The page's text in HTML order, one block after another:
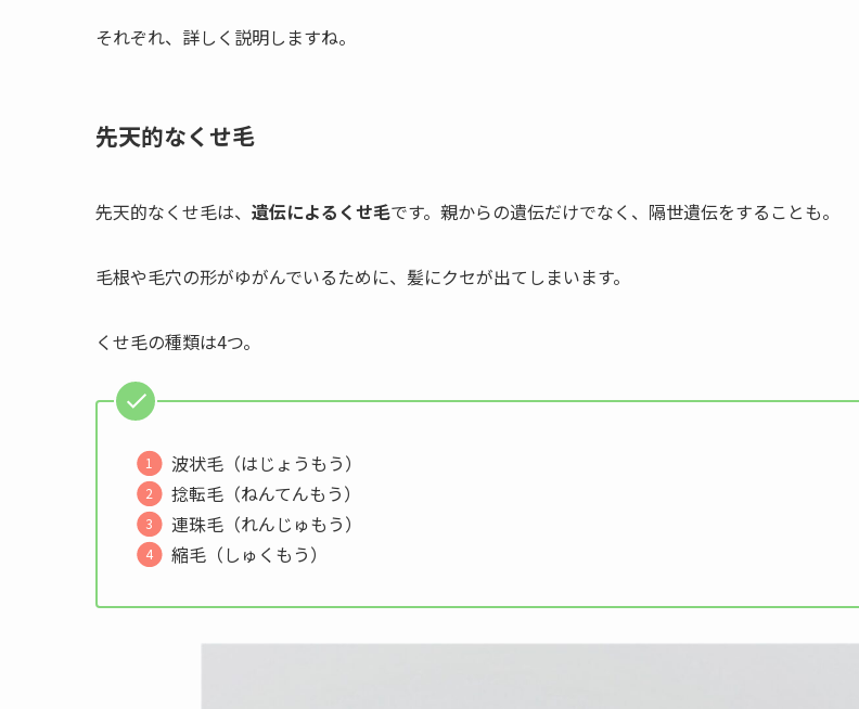
それぞれ、詳しく説明しますね。
先天的なくせ毛
先天的なくせ毛は、 遺伝によるくせ毛です。親からの遺伝だけでなく、隔世遺伝をすることも。
毛根や毛穴の形がゆがんでいるために、髪にクセが出てしまいます。
くせ毛の種類は4つ。
波状毛（はじょうもう）
捻転毛（ねんてんもう）
連珠毛（れんじゅもう）
縮毛（しゅくもう）